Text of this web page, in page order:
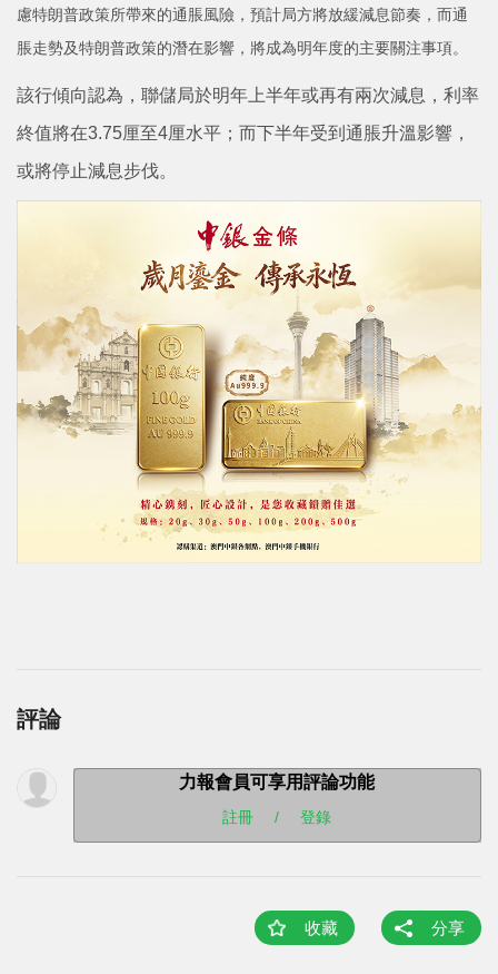
慮特朗普政策所帶來的通脹風險，預計局方將放緩減息節奏，而通
脹走勢及特朗普政策的潛在影響，將成為明年度的主要關注事項。
該行傾向認為，聯儲局於明年上半年或再有兩次減息，利率
終值將在3.75厘至4厘水平；而下半年受到通脹升溫影響，
或將停止減息步伐。
評論
力報會員可享用評論功能
註冊 / 登錄
收藏 分享